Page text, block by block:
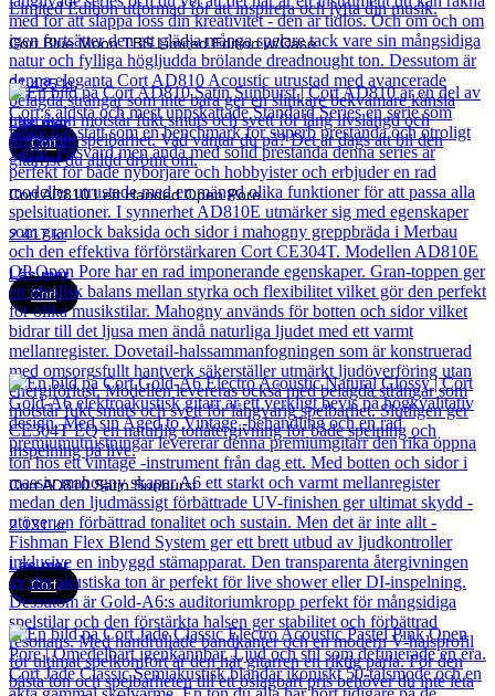
Cort Blue Moon TBS Limited Edition w/Case
21 435kr
Läs mer
Cort
Cort AD810 Left Handed Open Pore
2 417kr
Läs mer
Cort
Cort AD810 Satin Sunburst
2 131kr
Läs mer
Cort